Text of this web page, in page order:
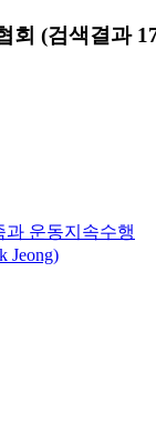
회 (검색결과
운동지속수행
Jeong)